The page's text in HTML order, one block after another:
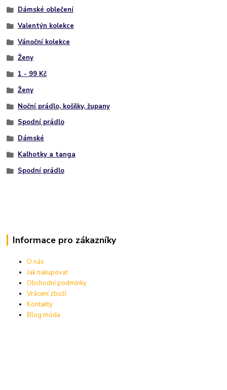
Dámské oblečení
Valentýn kolekce
Vánoční kolekce
Ženy
1 - 99 Kč
Ženy
Noční prádlo, košilky, župany
Spodní prádlo
Dámské
Kalhotky a tanga
Spodní prádlo
Informace pro zákazníky
O nás
Jak nakupovat
Obchodní podmínky
Vrácení zboží
Kontakty
Blog móda